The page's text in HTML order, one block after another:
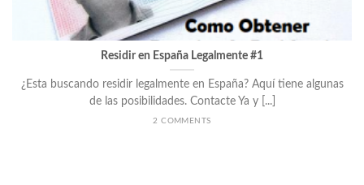
Residir en España Legalmente #1
¿Esta buscando residir legalmente en España? Aquí tiene algunas
de las posibilidades. Contacte Ya y [...]
2 COMMENTS